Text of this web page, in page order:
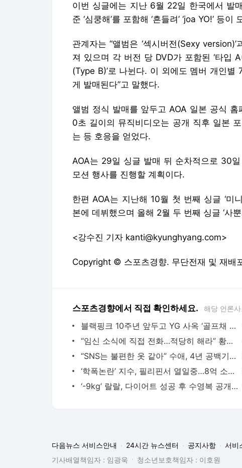
이번 싱글에는 지난 6월 22일 한국에서 발
준 ‘심쿵해’를 포함해 ‘흔들려’ ‘joa YO!’ 등
관계자는 “앨범은 ‘섹시버전(Sexy
져 있으며 각 버전 당 DVD가 포함된 ‘타입
(Type B)’로 나뉜다. 이 외에도 멤버 개인
게 발매된다”고 말했다.
앨범 정식 발매를 앞두고 AOA 일본 공식
0초 길이의 뮤직비디오는 공개 직후 일본
는 등 호응을 얻었다.
AOA는 29일 싱글 발매 뒤 순차적으로 30
모션 행사를 진행할 계획이다.
한편 AOA는 지난해 10월 첫 번째 싱글 ‘미
본에 데뷔했으며 올해 2월 두 번째 싱글 ‘사
<강수진 기자 kanti@kyunghyang.com>
Copyright © 스포츠경향. 무단전재 및 재배
스포츠경향에서 직접 확인하세요. 해당 언론
블랙핑크 10주년 앞두고 YG 사옥 ‘골프채 난동’ 포착
“임신 소식에 직접 전화…적당히 해라” 황정민 팬 B씨, 폭로자 A씨에 일갈
“SNS는 불편한 옷 같아” 수애, 4년 공백기의 진짜 이유는 ‘편성 불발’
‘학폭논란’ 지수, 필리핀서 열일중…8억 소송 끝내고 필리핀서 함박웃음
‘-9kg’ 랄랄, 다이어트 성공 후 수영복 공개 “빠른 시간에 돼지로…”
다음뉴스 서비스안내 24시간 뉴스센터 공지사항
서비
기사배열책임자 : 임광욱
청소년보호책임자 : 이호원